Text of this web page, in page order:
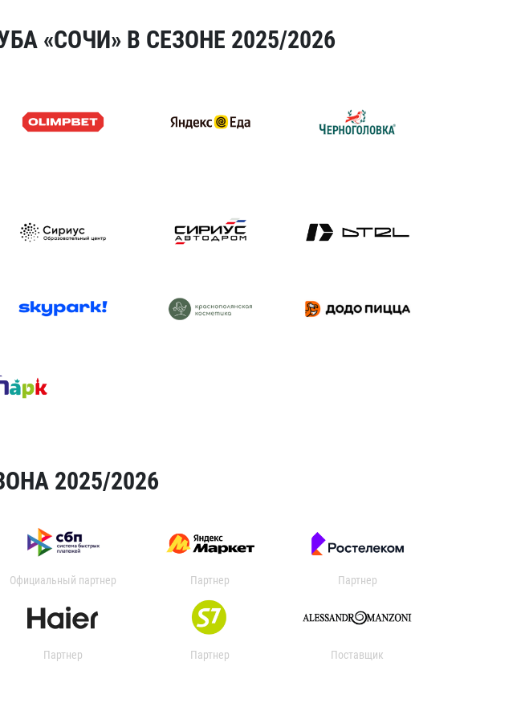
«СОЧИ» В СЕЗОНЕ 2025/2026
2025/2026
Официальный партнер Партнер Партнер
Партнер Партнер Поставщик